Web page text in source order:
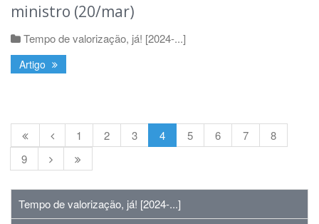
ministro (20/mar)
Tempo de valorização, já! [2024-...]
Artigo
1 2 3 4 5 6 7
8
9
Tempo de valorização, já! [2024-...]